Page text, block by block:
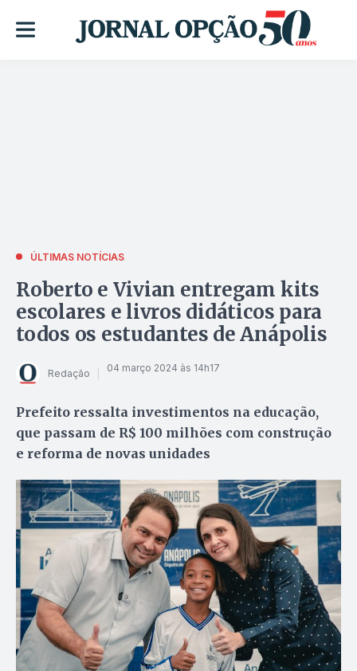
ÚLTIMAS NOTÍCIAS
Roberto e Vivian entregam kits
escolares e livros didáticos para
todos os estudantes de Anápolis
Redação 04 março 2024 às 14h17
Prefeito ressalta investimentos na educação,
que passam de R$ 100 milhões com construção
e reforma de novas unidades